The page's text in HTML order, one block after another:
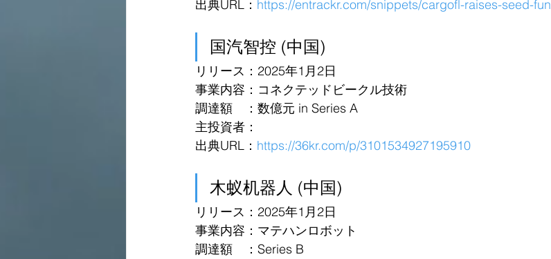
出典URL： https://entrackr.com/snippets/cargofl-raises-seed-
国汽智控 (中国)
リリース：2025年1月2日
事業内容：コネクテッドビークル技術
調達額　：数億元 in Series A
主投資者：
出典URL： https://36kr.com/p/3101534927195910
木蚁机器人 (中国)
リリース：2025年1月2日
事業内容：マテハンロボット
調達額　：Series B